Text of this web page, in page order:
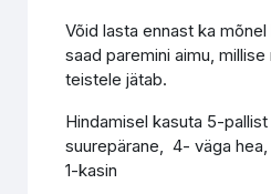
Võid lasta ennast ka mõnel
saad paremini aimu,
teistele jätab.
Hindamisel kasuta 5-
suurepärane, 4- väga
1-kasin